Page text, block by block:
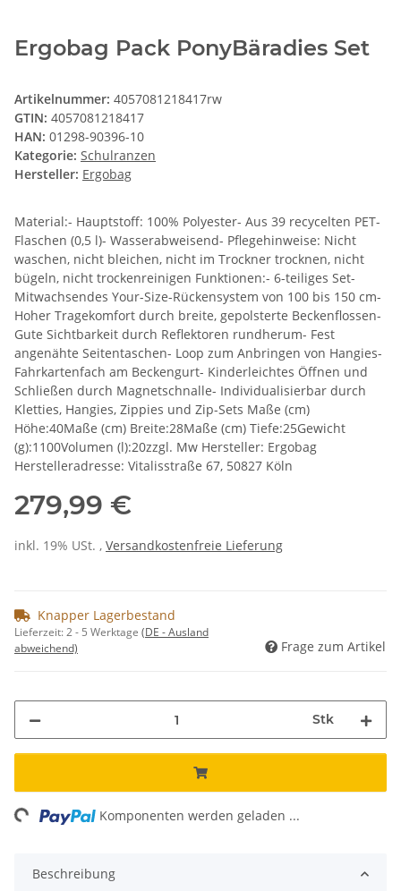
Ergobag Pack PonyBäradies Set
Artikelnummer: 4057081218417rw
GTIN: 4057081218417
HAN: 01298-90396-10
Kategorie: Schulranzen
Hersteller: Ergobag
Material:- Hauptstoff: 100% Polyester- Aus 39 recycelten PET-
Flaschen (0,5 l)- Wasserabweisend- Pflegehinweise: Nicht
waschen, nicht bleichen, nicht im Trockner trocknen, nicht
bügeln, nicht trockenreinigen Funktionen:- 6-teiliges Set-
Mitwachsendes Your-Size-Rückensystem von 100 bis 150 cm-
Hoher Tragekomfort durch breite, gepolsterte Beckenflossen-
Gute Sichtbarkeit durch Reflektoren rundherum- Fest
angenähte Seitentaschen- Loop zum Anbringen von Hangies-
Fahrkartenfach am Beckengurt- Kinderleichtes Öffnen und
Schließen durch Magnetschnalle- Individualisierbar durch
Kletties, Hangies, Zippies und Zip-Sets Maße (cm)
Höhe:40Maße (cm) Breite:28Maße (cm) Tiefe:25Gewicht
(g):1100Volumen (l):20zzgl. Mw Hersteller: Ergobag
Herstelleradresse: Vitalisstraße 67, 50827 Köln
279,99 €
inkl. 19% USt. , Versandkostenfreie Lieferung
Knapper Lagerbestand
Lieferzeit:2 - 5 Werktage (DE - Ausland
abweichend)
Frage zum Artikel
Stk
Komponenten werden geladen ...
Beschreibung